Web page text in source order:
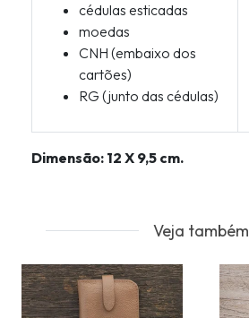
cédulas esticadas
moedas
CNH (embaixo dos
cartões)
RG (junto das cédulas)
Dimensão: 12 X 9,5 cm.
Veja também